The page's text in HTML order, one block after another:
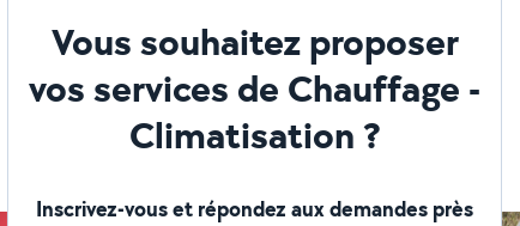
Vous souhaitez proposer
vos services de Chauffage -
Climatisation ?
Inscrivez-vous et répondez aux demandes près